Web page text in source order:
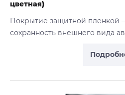
цветная)
Покрытие защитной пленкой
сохранность внешнего вида